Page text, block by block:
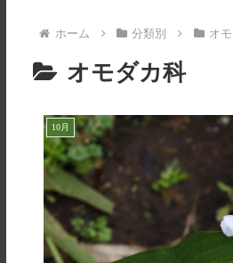
ホーム 分類別 オ
オモダカ科
10月